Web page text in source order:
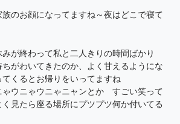
のお顔になってますね～夜はどこで寝て
が終わって私と二人きりの時間ばかり
がわいてきたのか、よく甘えるようにな
くるとお帰りをいってますね
ゃウニゃウニゃニャンとか すごい笑って
見たら座る場所にプツプツ何か付いてる